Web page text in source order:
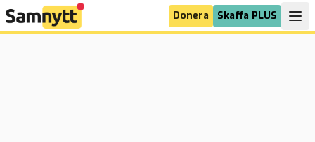
Donera Skaffa PLUS